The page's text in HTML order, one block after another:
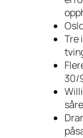
Tre
30/